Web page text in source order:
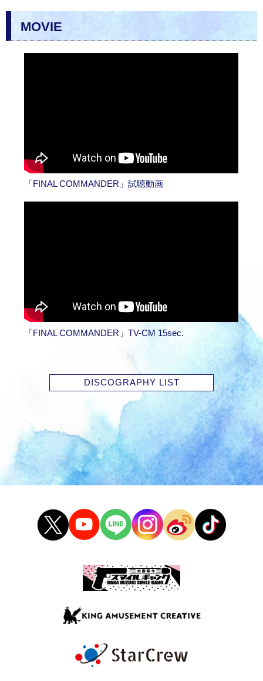
MOVIE
「FINAL COMMANDER」試聴動画
「FINAL COMMANDER」TV-CM 15sec.
DISCOGRAPHY LIST